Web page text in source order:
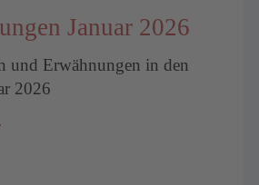
Januar 2026
und Erwähnungen in den
2026